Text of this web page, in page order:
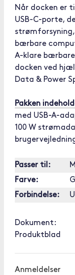
Når docken er
USB-C-porte,
bærbare
A-klare
docken ved
Data & Power
Pakken
med USB-A-
100 W
Passer til:
Farve:
Forbindelse:
Dokument:
Produktblad
Anmeldelser